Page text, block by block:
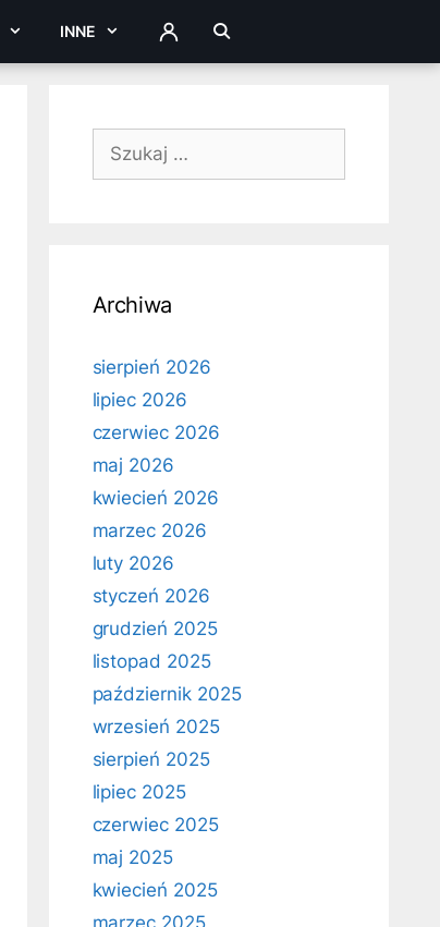
INNE ZALOGUJ
Szukaj:
Archiwa
sierpień 2026
lipiec 2026
czerwiec 2026
maj 2026
kwiecień 2026
marzec 2026
luty 2026
styczeń 2026
grudzień 2025
listopad 2025
październik 2025
wrzesień 2025
sierpień 2025
lipiec 2025
czerwiec 2025
maj 2025
kwiecień 2025
marzec 2025